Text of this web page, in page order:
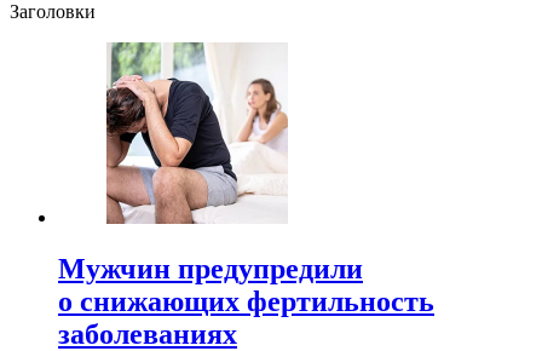
Заголовки
Мужчин предупредили
о снижающих фертильность
заболеваниях